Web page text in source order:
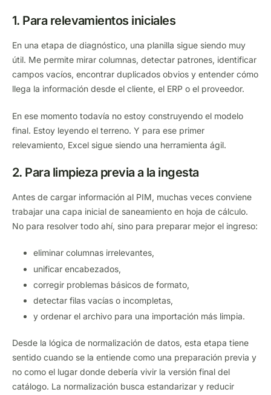
1. Para relevamientos iniciales
En una etapa de diagnóstico, una planilla sigue siendo muy
útil. Me permite mirar columnas, detectar patrones, identificar
campos vacíos, encontrar duplicados obvios y entender cómo
llega la información desde el cliente, el ERP o el proveedor.
En ese momento todavía no estoy construyendo el modelo
final. Estoy leyendo el terreno. Y para ese primer
relevamiento, Excel sigue siendo una herramienta ágil.
2. Para limpieza previa a la ingesta
Antes de cargar información al PIM, muchas veces conviene
trabajar una capa inicial de saneamiento en hoja de cálculo.
No para resolver todo ahí, sino para preparar mejor el ingreso:
eliminar columnas irrelevantes,
unificar encabezados,
corregir problemas básicos de formato,
detectar filas vacías o incompletas,
y ordenar el archivo para una importación más limpia.
Desde la lógica de normalización de datos, esta etapa tiene
sentido cuando se la entiende como una preparación previa y
no como el lugar donde debería vivir la versión final del
catálogo. La normalización busca estandarizar y reducir